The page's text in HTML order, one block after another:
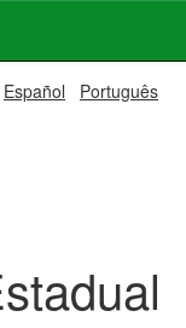
Español Português